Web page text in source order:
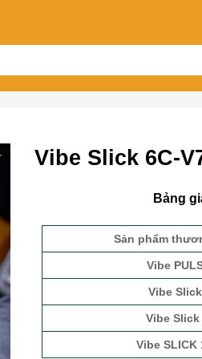
Vibe Slick 6C-
Bảng
Sản phẩm
Vibe
Vibe
Vibe Slick
Vibe SLICK